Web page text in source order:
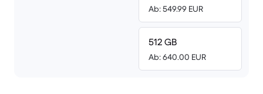
Ab: 549.99 EUR
512 GB
Ab: 640.00 EUR